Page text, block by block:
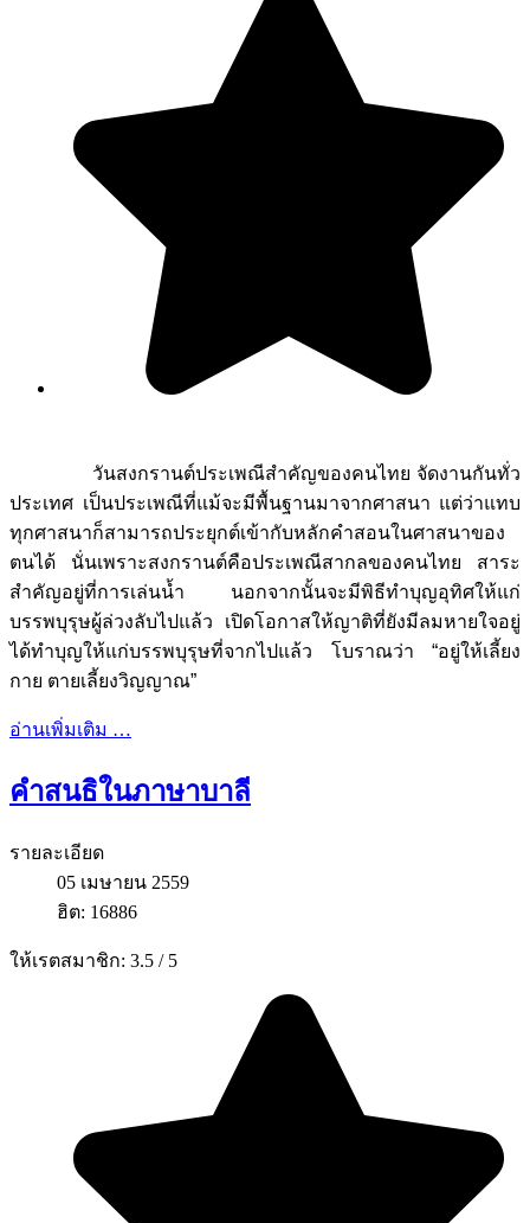
วันสงกรานต์ประเพณีสำคัญของคนไทย จัดงานกันทั่ว
ประเทศ เป็นประเพณีที่แม้จะมีพื้นฐานมาจากศาสนา แต่ว่าแทบ
ทุกศาสนาก็สามารถประยุกต์เข้ากับหลักคำสอนในศาสนาของ
ตนได้ นั่นเพราะสงกรานต์คือประเพณีสากลของคนไทย สาระ
สำคัญอยู่ที่การเล่นน้ำ นอกจากนั้นจะมีพิธีทำบุญอุทิศให้แก่
บรรพบุรุษผู้ล่วงลับไปแล้ว เปิดโอกาสให้ญาติที่ยังมีลมหายใจอยู่
ได้ทำบุญให้แก่บรรพบุรุษที่จากไปแล้ว โบราณว่า “อยู่ให้เลี้ยง
กาย ตายเลี้ยงวิญญาณ”
อ่านเพิ่มเติม …
คำสนธิในภาษาบาลี
รายละเอียด
05 เมษายน 2559
ฮิต: 16886
ให้เรตสมาชิก: 3.5 / 5